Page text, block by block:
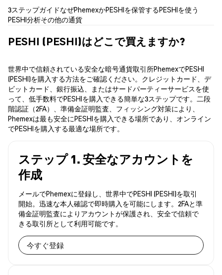
3ステップガイドなぜPhemexかPESHIを保管するPESHIを使う
PESHI分析その他の通貨
PESHI (PESHI)はどこで買えますか?
世界中で信頼されている安全な暗号通貨取引所PhemexでPESHI
(PESHI)を購入する方法をご確認ください。クレジットカード、デ
ビットカード、銀行振込、またはサードパーティーサービスを使
って、低手数料でPESHIを購入できる簡単な3ステップです。二段
階認証（2FA）、準備金証明監査、フィッシング対策により、
Phemexは最も安全にPESHIを購入できる場所であり、オンライン
でPESHIを購入する最適な場所です。
ステップ 1. 安全なアカウントを
作成
メールでPhemexに登録し、世界中でPESHI (PESHI)を取引
開始。迅速な本人確認で即時購入を可能にします。2FAと準
備金証明監査によりアカウントが保護され、安全で信頼で
きる取引所として利用可能です。
今すぐ登録